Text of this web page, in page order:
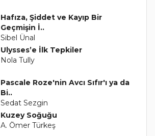
Hafıza, Şiddet ve Kayıp Bir
Geçmişin İ..
Sibel Ünal
Ulysses’e İlk Tepkiler
Nola Tully
Pascale Roze'nin Avcı Sıfır'ı ya da
Bi..
Sedat Sezgin
Kuzey Soğuğu
A. Ömer Türkeş